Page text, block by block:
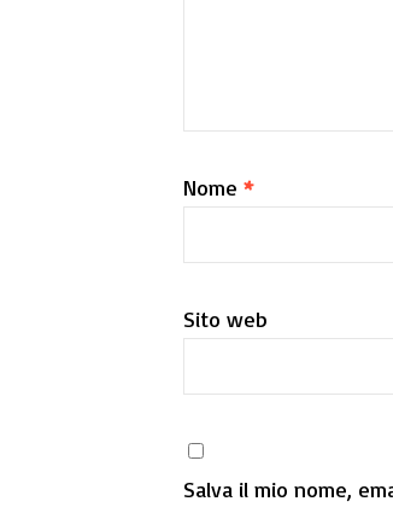
Nome *
Sito web
Salva il mio nome,